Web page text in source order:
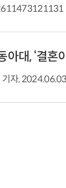
아대, ‘결혼
기자,